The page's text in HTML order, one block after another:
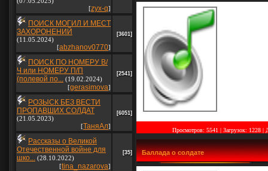
[zyx-q]
ПОИСК МОГИЛ И МЕСТ
ЗАХОРОНЕНИЙ
(11.05.2024)
[abzhanov0770]
[3601]
ПОИСК ПО НОМЕРУ В/
Ч или НОМЕРУ П/П
(полевой по... (19.02.2024)
[gerasimova]
[2541]
РОЗЫСК БЕЗ ВЕСТИ
ПРОПАВШИХ СОЛДАТ
(21.05.2023)
[ТаняАл]
[6051]
Рассказы о Великой
Отечественной войне для
шко... (28.10.2022)
[tina_nazarova]
[35]
Просмотров: 5541 | Загрузок: 1228 |
Баллада о солдате